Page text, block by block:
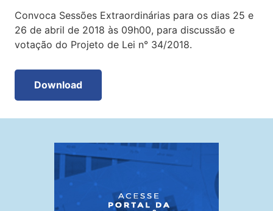
Convoca Sessões Extraordinárias para os dias 25 e
26 de abril de 2018 às 09h00, para discussão e
votação do Projeto de Lei n° 34/2018.
Download